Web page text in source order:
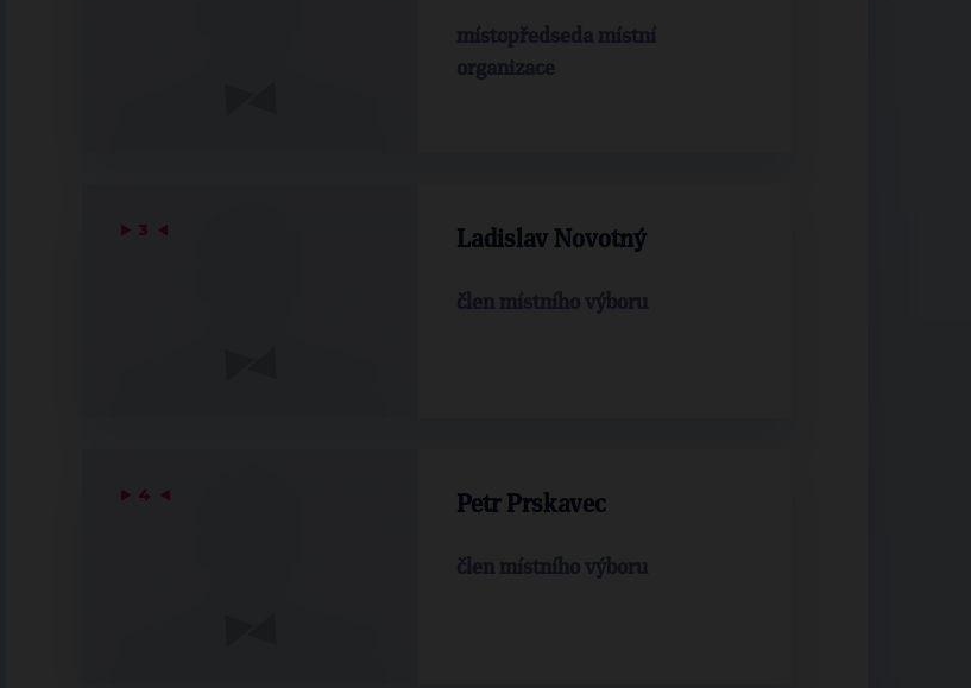
místopředseda místní
organizace
▶ 3 ◀ Ladislav Novotný
člen místního výboru
▶ 4 ◀ Petr Prskavec
člen místního výboru